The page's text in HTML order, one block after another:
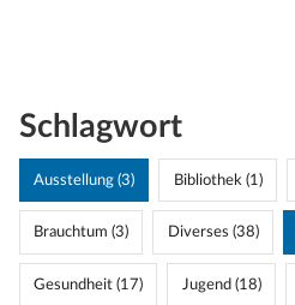
Schlagwort
Ausstellung (3) Bibliothek (1)
Brauchtum (3) Diverses (38)
Gesundheit (17) Jugend (18)